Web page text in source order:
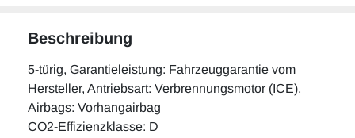
Beschreibung
5-türig, Garantieleistung: Fahrzeuggarantie vom
Hersteller, Antriebsart: Verbrennungsmotor (ICE),
Airbags: Vorhangairbag
CO2-Effizienzklasse: D